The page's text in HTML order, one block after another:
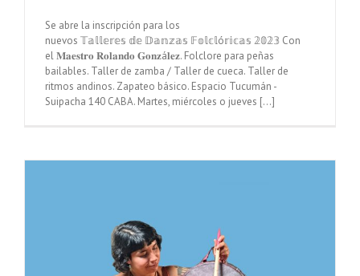
Se abre la inscripción para los
nuevos 𝕋𝕒𝕝𝕝𝕖𝕣𝕖𝕤 𝕕𝕖 𝔻𝕒𝕟𝕫𝕒𝕤 𝔽𝕠𝕝𝕔𝕝ó𝕣𝕚𝕔𝕒𝕤 𝟚𝟘𝟚𝟛 Con
el 𝐌𝐚𝐞𝐬𝐭𝐫𝐨 𝐑𝐨𝐥𝐚𝐧𝐝𝐨 𝐆𝐨𝐧𝐳á𝐥𝐞𝐳. Folclore para peñas
bailables. Taller de zamba / Taller de cueca. Taller de
ritmos andinos. Zapateo básico. Espacio Tucumán -
Suipacha 140 CABA. Martes, miércoles o jueves [...]